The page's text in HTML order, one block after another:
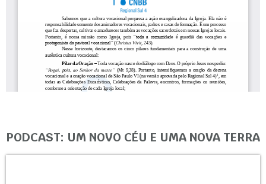
PODCAST: UM NOVO CÉU E UMA NOVA TERRA